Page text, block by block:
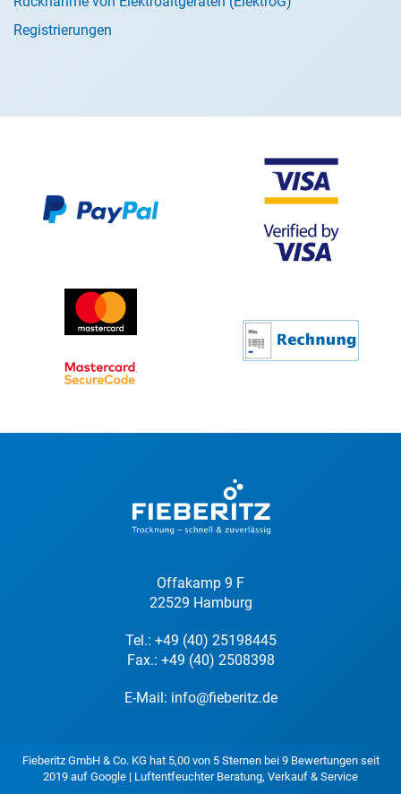
Registrierungen
Offakamp 9 F
22529 Hamburg
Tel.: +49 (40) 25198445
Fax.: +49 (40) 2508398
E-Mail: info@fieberitz.de
Fieberitz GmbH & Co. KG hat 5,00von 5Sternen bei 9Bewertungen seit
2019 auf Google | Luftentfeuchter Beratung, Verkauf & Service